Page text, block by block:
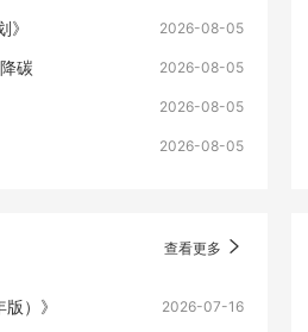
2026-08-05
碳 2026-08-05
2026-08-05
2026-08-05
查看更多
）》 2026-07-16